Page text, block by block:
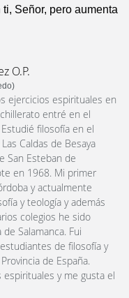
Señor, pero aumenta
O.P.
ejercicios espirituales en
entré en el
filosofía en el
Caldas de Besaya
San Esteban de
en 1968. Mi primer
y actualmente
y teología y además
colegios he sido
Salamanca. Fui
de filosofía y
de España.
y me gusta el